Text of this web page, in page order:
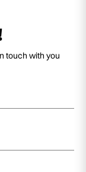
touch with you